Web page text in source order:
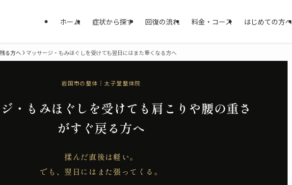
ホーム 症状から探す 回復の流れ 料金・コース はじめての方へ
る方へ マッサージ・もみほぐしを受けても翌日にはまた重くなる方へ
岩国市の整体｜太子堂整体院
・もみほぐしを受けても肩こりや腰の重さ
がすぐ戻る方へ
揉んだ直後は軽い。
でも、翌日にはまた張ってくる。